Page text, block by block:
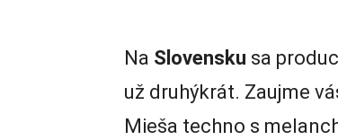
Na Slovensku sa
už druhýkrát. Zaujme
Mieša techno s